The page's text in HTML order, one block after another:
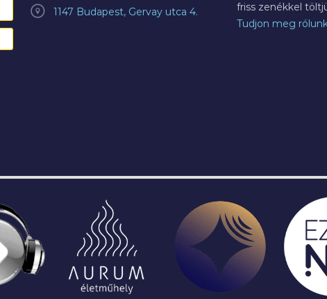
1147 Budapest, Gervay utca 4.
friss zenékkel
Tudjon meg